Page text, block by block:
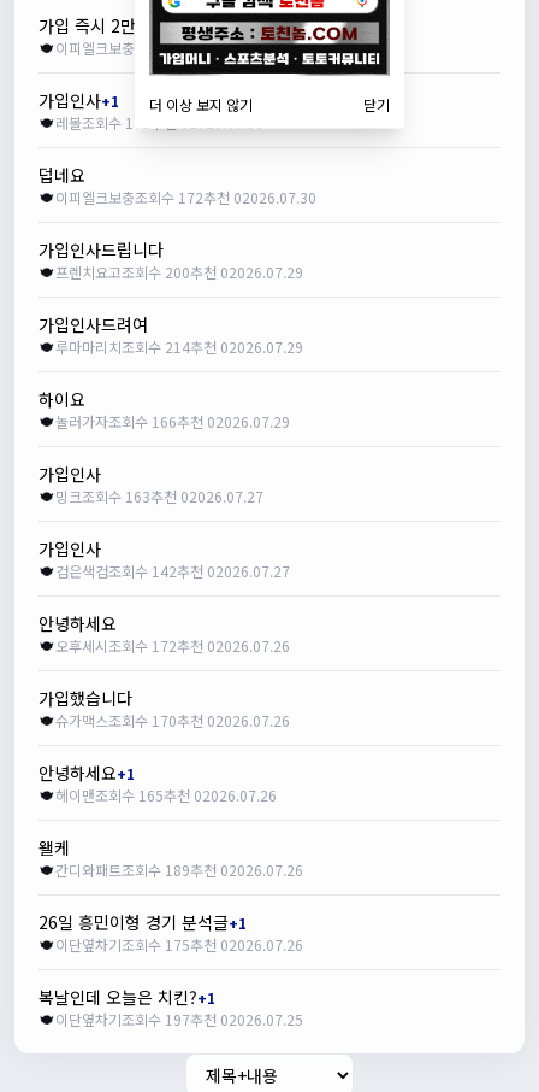
가입 즉시 2만포지급! 1+1 3+4 5+5 10+9 가능
이피엘크보충 조회수 62추천 02026.08.01
가입인사+1
레볼조회수 179
덥네요
이피엘크보충조회수 172추천 02026.07.30
가입인사드립니다
프렌치요고조회수 200추천 02026.07.29
가입인사드려여
루마마리치조회수 214추천 02026.07.29
하이요
놀러가자조회수 166추천 02026.07.29
가입인사
밍크조회수 163추천 02026.07.27
가입인사
검은색검조회수 142추천 02026.07.27
안녕하세요
오후세시조회수 172추천 02026.07.26
가입했습니다
슈가맥스조회수 170추천 02026.07.26
안녕하세요+1
헤이맨조회수 165추천 02026.07.26
왤케
간디와패트조회수 189추천 02026.07.26
26일 흥민이형 경기 분석글+1
이단옆차기조회수 175추천 02026.07.26
복날인데 오늘은 치킨?+1
이단옆차기조회수 197추천 02026.07.25
더 이상 보지 않기 닫기